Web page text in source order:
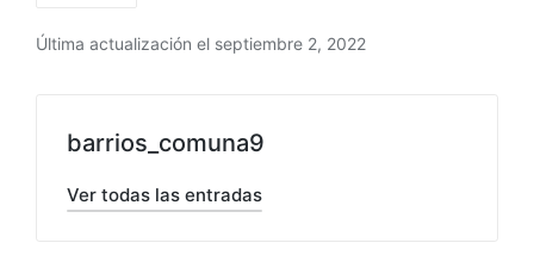
Última actualización el septiembre 2, 2022
barrios_comuna9
Ver todas las entradas